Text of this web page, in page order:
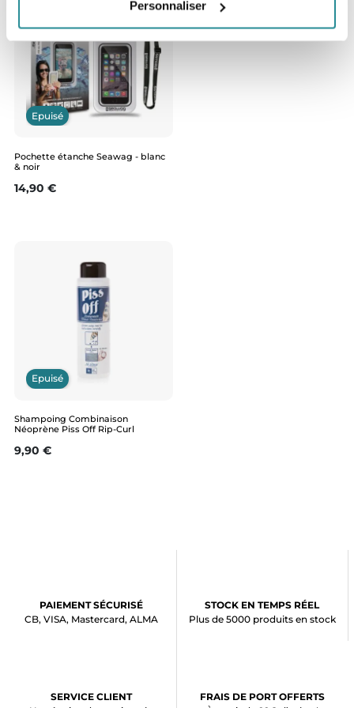
Personnaliser
Epuisé
Pochette étanche Seawag - blanc
& noir
Prix
14,90 €
Epuisé
Shampoing Combinaison
Néoprène Piss Off Rip-Curl
Prix
9,90 €
PAIEMENT SÉCURISÉ
CB, VISA, Mastercard, ALMA
STOCK EN TEMPS RÉEL
Plus de 5000 produits en stock
SERVICE CLIENT
FRAIS DE PORT OFFERTS